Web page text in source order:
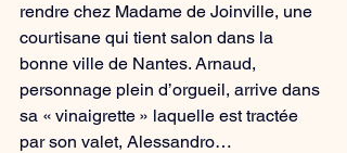
rendre chez Madame de Joinville, une
courtisane qui tient salon dans la
bonne ville de Nantes. Arnaud,
personnage plein d’orgueil, arrive dans
sa « vinaigrette » laquelle est tractée
par son valet, Alessandro…